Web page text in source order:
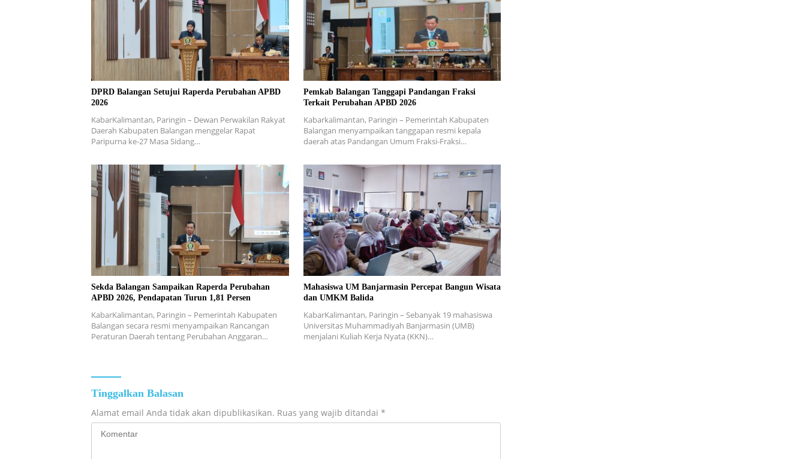
DPRD Balangan Setujui Raperda Perubahan APBD
2026
KabarKalimantan, Paringin – Dewan Perwakilan Rakyat
Daerah Kabupaten Balangan menggelar Rapat
Paripurna ke-27 Masa Sidang…
Pemkab Balangan Tanggapi Pandangan Fraksi
Terkait Perubahan APBD 2026
Kabarkalimantan, Paringin – Pemerintah Kabupaten
Balangan menyampaikan tanggapan resmi kepala
daerah atas Pandangan Umum Fraksi-Fraksi…
Sekda Balangan Sampaikan Raperda Perubahan
APBD 2026, Pendapatan Turun 1,81 Persen
KabarKalimantan, Paringin – Pemerintah Kabupaten
Balangan secara resmi menyampaikan Rancangan
Peraturan Daerah tentang Perubahan Anggaran…
Mahasiswa UM Banjarmasin Percepat Bangun Wisata
dan UMKM Balida
KabarKalimantan, Paringin – Sebanyak 19 mahasiswa
Universitas Muhammadiyah Banjarmasin (UMB)
menjalani Kuliah Kerja Nyata (KKN)…
Tinggalkan Balasan
Alamat email Anda tidak akan dipublikasikan. Ruas yang wajib ditandai *